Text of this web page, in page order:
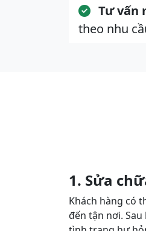
Tư vấn
theo nhu
1. Sửa
Khách hàng có
đến tận nơi.